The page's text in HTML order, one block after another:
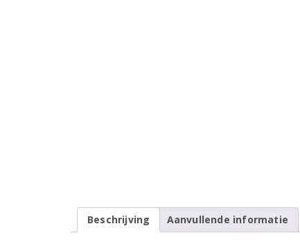
Beschrijving Aanvullende informatie